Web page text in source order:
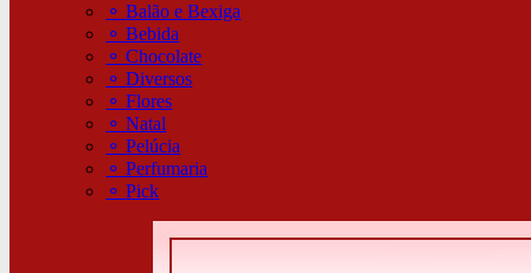
⚬Balão e Bexiga
⚬Bebida
⚬Chocolate
⚬Diversos
⚬Flores
⚬Natal
⚬Pelúcia
⚬Perfumaria
⚬Pick